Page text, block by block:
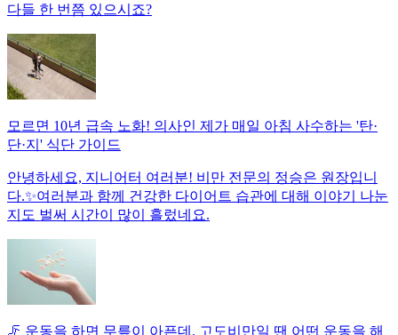
다들 한 번쯤 있으시죠?
모르면 10년 급속 노화! 의사인 제가 매일 아침 사수하는 '탄·
단·지' 식단 가이드
안녕하세요, 지니어터 여러분! 비만 전문의 정승은 원장입니
다.✨여러분과 함께 건강한 다이어트 습관에 대해 이야기 나눈
지도 벌써 시간이 많이 흘렀네요.
🦵 운동을 하면 무릎이 아픈데, 고도비만일 땐 어떤 운동을 해